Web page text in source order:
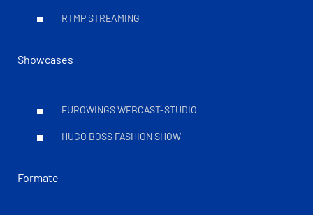
RTMP STREAMING
Showcases
EUROWINGS WEBCAST-STUDIO
HUGO BOSS FASHION SHOW
Formate